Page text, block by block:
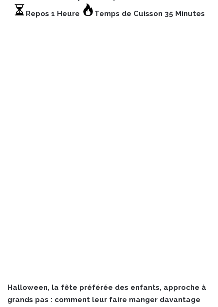
Repos 1 Heure
Temps de Cuisson 35 Minutes
Halloween, la fête préférée des enfants, approche à
grands pas : comment leur faire manger davantage